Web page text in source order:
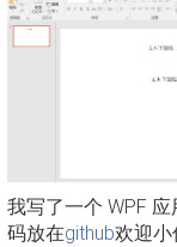
我写了一个 WPF
码放在github欢迎小